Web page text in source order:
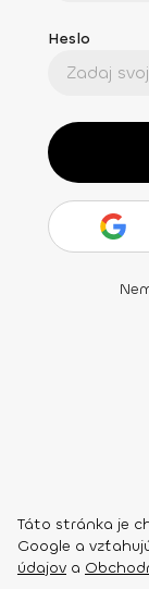
Heslo
Táto stránka je
Google a
údajov a